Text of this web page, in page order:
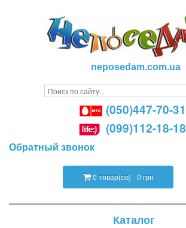
neposedam.com.ua
(050)447-70-31
(099)112-18-18
Обратный звонок
0 товар(ов) - 0 грн
Каталог